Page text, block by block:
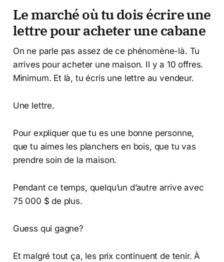
Le marché où tu dois écrire une
lettre pour acheter une cabane
On ne parle pas assez de ce phénomène-là. Tu
arrives pour acheter une maison. Il y a 10 offres.
Minimum. Et là, tu écris une lettre au vendeur.
Une lettre.
Pour expliquer que tu es une bonne personne,
que tu aimes les planchers en bois, que tu vas
prendre soin de la maison.
Pendant ce temps, quelqu’un d’autre arrive avec
75 000 $ de plus.
Guess qui gagne?
Et malgré tout ça, les prix continuent de tenir. À